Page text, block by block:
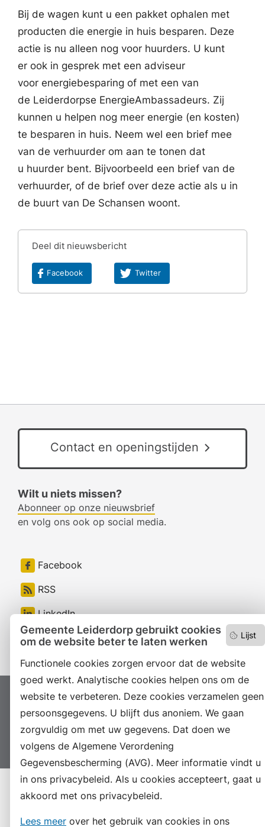
Lijst
Gemeente Leiderdorp gebruikt cookies
om de website beter te laten werken
Functionele cookies zorgen ervoor dat de website
goed werkt. Analytische cookies helpen ons om de
website te verbeteren. Deze cookies verzamelen geen
persoonsgegevens. U blijft dus anoniem. We gaan
zorgvuldig om met uw gegevens. Dat doen we
volgens de Algemene Verordening
Gegevensbescherming (AVG). Meer informatie vindt u
in ons privacybeleid. Als u cookies accepteert, gaat u
akkoord met ons privacybeleid.
Lees meer over het gebruik van cookies in ons
Bij de wagen kunt u een pakket ophalen met
producten die energie in huis besparen. Deze
actie is nu alleen nog voor huurders. U kunt
er ook in gesprek met een adviseur
voor energiebesparing of met een van
de Leiderdorpse EnergieAmbassadeurs. Zij
kunnen u helpen nog meer energie (en kosten)
te besparen in huis. Neem wel een brief mee
van de verhuurder om aan te tonen dat
u huurder bent. Bijvoorbeeld een brief van de
verhuurder, of de brief over deze actie als u in
de buurt van De Schansen woont.
Deel dit nieuwsbericht
Facebook Twitter
Contact en openingstijden
Wilt u niets missen?
Abonneer op onze nieuwsbrief
en volg ons ook op social media.
Facebook
RSS
LinkedIn
Instagram
Proclaimer Colofon
Toegankelijkheid
Sitemap
Privacyverklaring
Servicenormen
Suggesties
Archief Vacatures